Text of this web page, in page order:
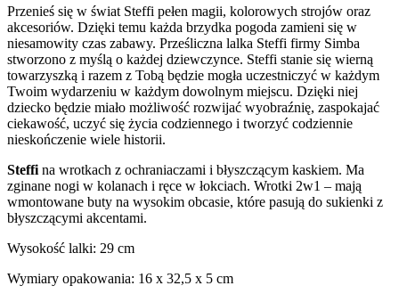
Przenieś się w świat Steffi pełen magii, kolorowych strojów oraz
akcesoriów. Dzięki temu każda brzydka pogoda zamieni się w
niesamowity czas zabawy. Prześliczna lalka Steffi firmy Simba
stworzono z myślą o każdej dziewczynce. Steffi stanie się wierną
towarzyszką i razem z Tobą będzie mogła uczestniczyć w każdym
Twoim wydarzeniu w każdym dowolnym miejscu. Dzięki niej
dziecko będzie miało możliwość rozwijać wyobraźnię, zaspokajać
ciekawość, uczyć się życia codziennego i tworzyć codziennie
nieskończenie wiele historii.
Steffi na wrotkach z ochraniaczami i błyszczącym kaskiem. Ma
zginane nogi w kolanach i ręce w łokciach. Wrotki 2w1 – mają
wmontowane buty na wysokim obcasie, które pasują do sukienki z
błyszczącymi akcentami.
Wysokość lalki: 29 cm
Wymiary opakowania: 16 x 32,5 x 5 cm